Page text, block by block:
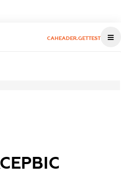
CAHEADER.GETTEST